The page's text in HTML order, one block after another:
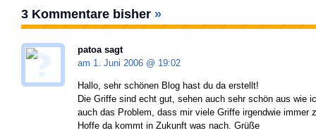
3 Kommentare bisher »
patoa sagt
am 1. Juni 2006 @ 19:02
Hallo, sehr schönen Blog hast du da erstellt!
Die Griffe sind echt gut, sehen auch sehr schön aus wie
auch das Problem, dass mir viele Griffe irgendwie immer
Hoffe da kommt in Zukunft was nach. Grüße